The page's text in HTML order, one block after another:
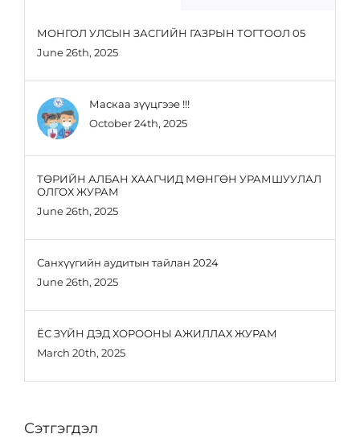
МОНГОЛ УЛСЫН ЗАСГИЙН ГАЗРЫН ТОГТООЛ 05
June 26th, 2025
Маскаа зүүцгээе !!!
October 24th, 2025
ТӨРИЙН АЛБАН ХААГЧИД МӨНГӨН УРАМШУУЛАЛ
ОЛГОХ ЖУРАМ
June 26th, 2025
Санхүүгийн аудитын тайлан 2024
June 26th, 2025
ЁС ЗҮЙН ДЭД ХОРООНЫ АЖИЛЛАХ ЖУРАМ
March 20th, 2025
Сэтгэгдэл